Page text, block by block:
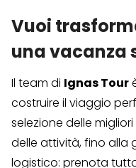
Vuoi
una vacanza
Il team di Ignas Tour
costruire il viaggio
selezione delle
delle attività, fino alla
logistico: prenota